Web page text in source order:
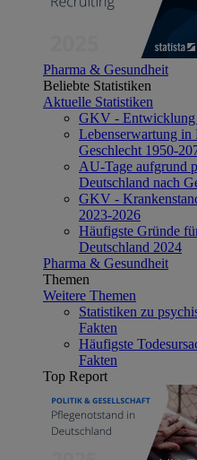
Pharma & Gesundheit
Beliebte Statistiken
Aktuelle Statistiken
GKV - Entwicklung
Lebenserwartung in
Geschlecht 1950-
AU-Tage aufgrund
Deutschland nach
GKV -
2023-2026
Häufigste Gründe
Deutschland 2024
Pharma & Gesundheit
Themen
Weitere Themen
Statistiken zu
Fakten
Häufigste
Fakten
Top Report